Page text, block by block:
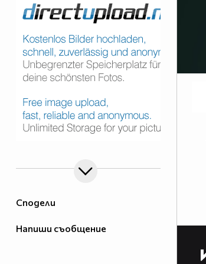
Сподели
Напиши съобщение